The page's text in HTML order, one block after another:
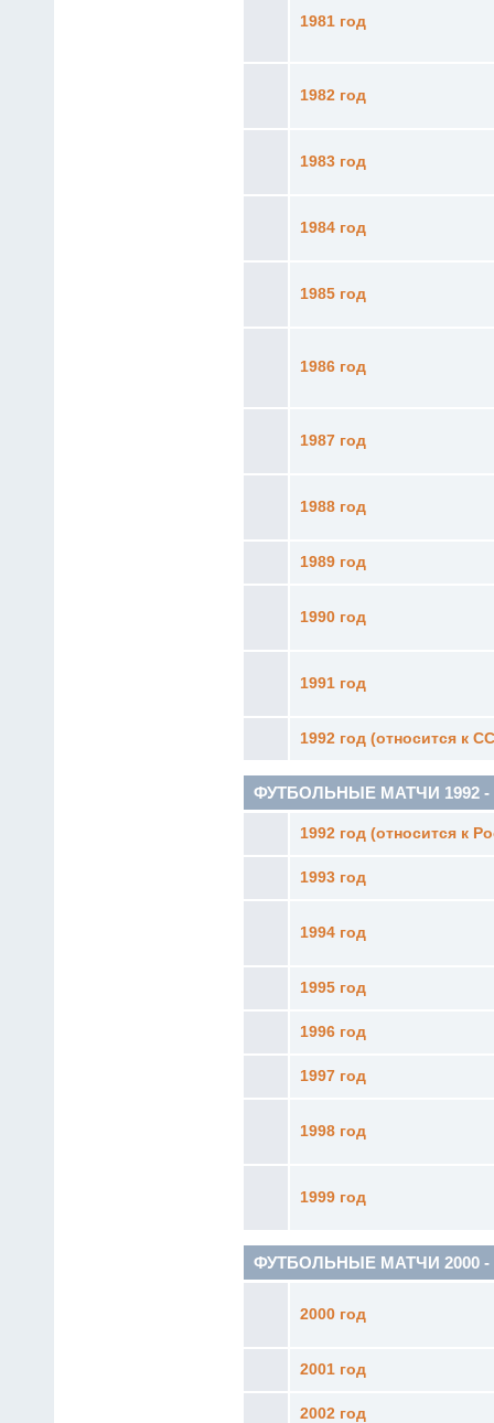
1981 год
1982 год
1983 год
1984 год
1985 год
1986 год
1987 год
1988 год
1989 год
1990 год
1991 год
1992 год (относится к
ФУТБОЛЬНЫЕ МАТЧИ 1992 -
1992 год (относится к
1993 год
1994 год
1995 год
1996 год
1997 год
1998 год
1999 год
ФУТБОЛЬНЫЕ МАТЧИ 2000 -
2000 год
2001 год
2002 год